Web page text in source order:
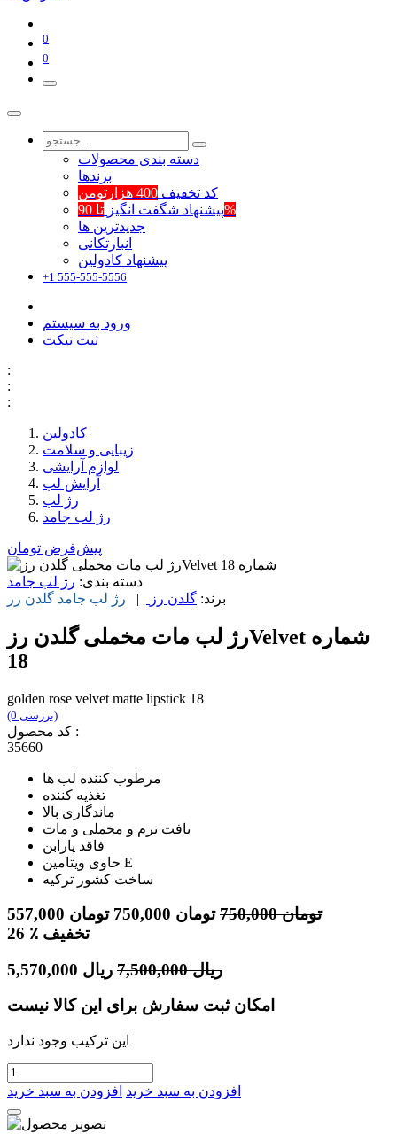
0
0
دسته بندی محصولات
برند‌ها
کد تخفیف 400 هزارتومن
پیشنهاد شگفت انگیزتا 90%
جدیدترین ها
انبارتکانی
پیشنهاد کادولین
+1 555-555-5556
ورود به سیستم
ثبت تیکت
:
:
:
کادولین
زیبایی و سلامت
لوازم آرایشی
آرایش لب
رژ لب
رژ لب جامد
پیش‌فرض تومان
دسته بندی: رژ لب جامد
برند: گلدن رز | رژ لب جامد گلدن رز
رژ لب مات مخملی گلدن رزVelvet شماره
18
golden rose velvet matte lipstick 18
(0 بررسی)
کد محصول :
35660
مرطوب کننده لب ها
تغذیه کننده
ماندگاری بالا
بافت نرم و مخملی و مات
فاقد پارابن
حاوی ویتامین E
ساخت کشور ترکیه
557,000 تومان 750,000 تومان 750,000 تومان
26
٪ تخفیف
5,570,000 ریال 7,500,000 ریال
امکان ثبت سفارش برای این کالا نیست
این ترکیب وجود ندارد
افزودن به سبد خرید افزودن به سبد خرید